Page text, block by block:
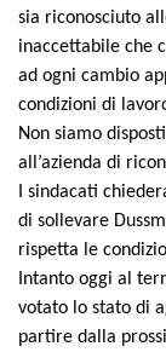
sia riconosciuto
inaccettabile che
ad ogni cambio
condizioni di
Non siamo
all’azienda di
I sindacati
di sollevare
rispetta le
Intanto oggi al
votato lo stato di
partire dalla